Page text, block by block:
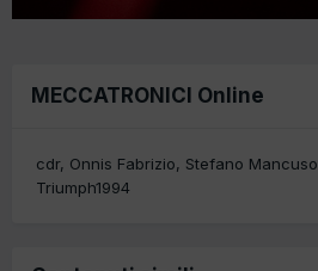
MECCATRONICI Online
cdr Onnis Fabrizio Stefano Mancuso
Triumph1994